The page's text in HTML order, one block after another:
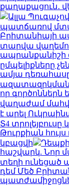
քաղաքացուն․
Ալլա
պատճառով
Բրիտանիայի
տարվա
ապրանքանիշի
ըմպելիքները
ամյա
ազատազրկման
որ
վաղաժամ
է արել
Տ4
Թուրքիան հույս
կբացվի
հաշվարկ. Նոր
տեղի ունեցած
դեմ Մեծ